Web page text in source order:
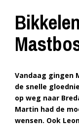
Vandaag gingen
de snelle
op weg naar
Martin had de
wensen. Ook